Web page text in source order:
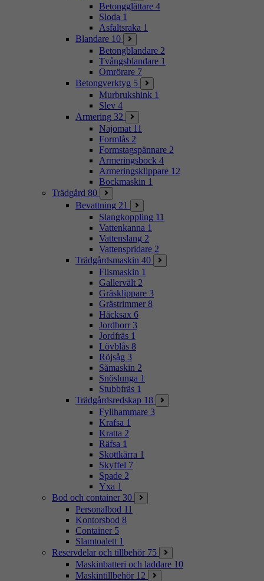
Betongglättare 4
Sloda 1
Asfaltsraka 1
Blandare 10
Betongblandare 2
Tvångsblandare 1
Omrörare 7
Betongverktyg 5
Murbrukshink 1
Slev 4
Armering 32
Najomat 11
Formlås 2
Formstagspännare 2
Armeringsbock 4
Armeringsklippare 12
Bockmaskin 1
Trädgård 80
Bevattning 21
Slangkoppling 11
Vattenkanna 1
Vattenslang 2
Vattenspridare 2
Trädgårdsmaskin 40
Flismaskin 1
Gallervält 2
Gräsklippare 3
Grästrimmer 8
Häcksax 6
Jordborr 3
Jordfräs 1
Lövblås 8
Röjsåg 3
Såmaskin 2
Snöslunga 1
Stubbfräs 1
Trädgårdsredskap 18
Fyllhammare 3
Krafsa 1
Kratta 2
Räfsa 1
Skottkärra 1
Skyffel 7
Spade 2
Yxa 1
Bod och container 30
Personalbod 11
Kontorsbod 8
Container 5
Slamtoalett 1
Reservdelar och tillbehör 75
Maskinbatteri och laddare 10
Maskintillbehör 12